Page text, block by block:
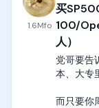
理就是电
ASML的
指点江山
比如二极
mosfet和
1.6Mfo
买
100/
人）
党哥要告
本、大专
而只要你